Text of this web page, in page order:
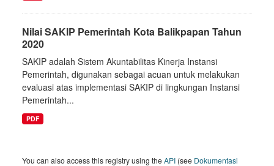
Nilai SAKIP Pemerintah Kota Balikpapan Tahun
2020
SAKIP adalah Sistem Akuntabilitas Kinerja Instansi
Pemerintah, digunakan sebagai acuan untuk melakukan
evaluasi atas implementasi SAKIP di lingkungan Instansi
Pemerintah...
PDF
You can also access this registry using theAPI (see Dokumentasi